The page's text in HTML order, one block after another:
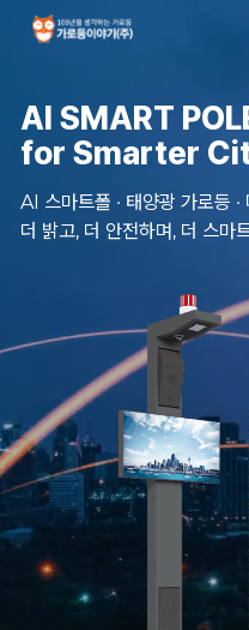
Skip
content
AI SMART
for Smarter
AI 스마트폴 · 태양광 가로등 ·
더 밝고, 더 안전하며, 더 스마